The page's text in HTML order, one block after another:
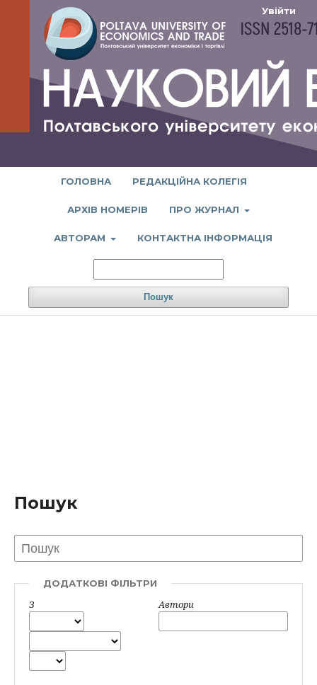
ГОЛОВНА РЕДАКЦІЙНА КОЛЕГІЯ
АРХІВ НОМЕРІВ ПРО ЖУРНАЛ
АВТОРАМ КОНТАКТНА ІНФОРМАЦІЯ
Пошук
Увійти
Пошук
ДОДАТКОВІ ФІЛЬТРИ
З Автори